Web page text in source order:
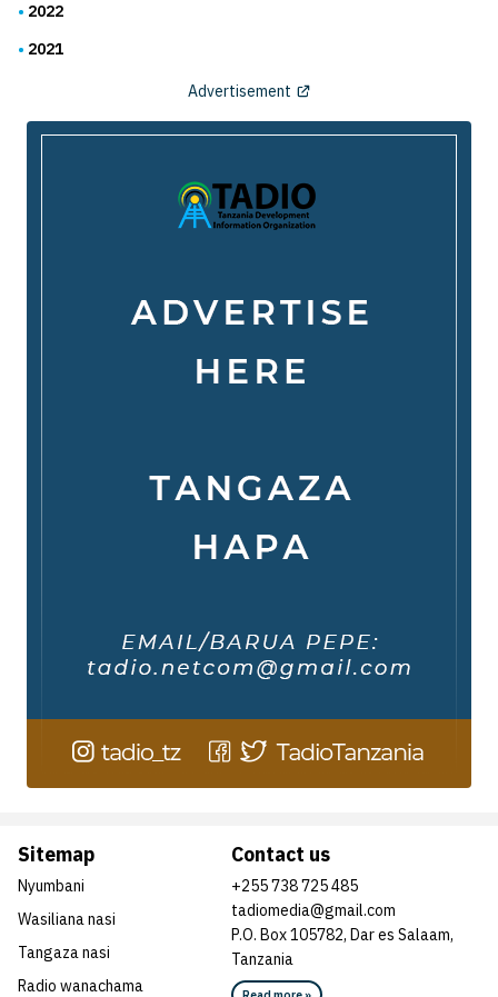
2022
2021
Advertisement
Sitemap
Nyumbani
Wasiliana nasi
Tangaza nasi
Radio wanachama
Contact us
+255 738 725 485
tadiomedia@gmail.com
P.O. Box 105782, Dar es Salaam,
Tanzania